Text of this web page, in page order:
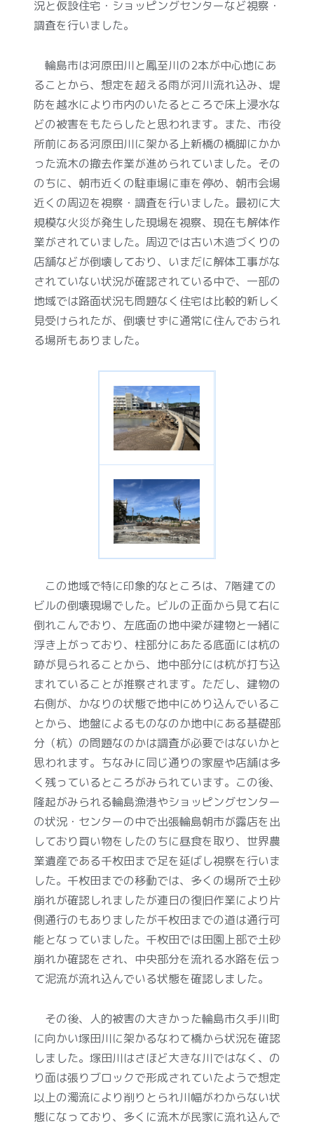
況と仮設住宅・ショッピングセンターなど視察・
調査を行いました。
輪島市は河原田川と鳳至川の2本が中心地にあ
ることから、想定を超える雨が河川流れ込み、堤
防を越水により市内のいたるところで床上浸水な
どの被害をもたらしたと思われます。また、市役
所前にある河原田川に架かる上新橋の橋脚にかか
った流木の撤去作業が進められていました。その
のちに、朝市近くの駐車場に車を停め、朝市会場
近くの周辺を視察・調査を行いました。最初に大
規模な火災が発生した現場を視察、現在も解体作
業がされていました。周辺では古い木造づくりの
店舗などが倒壊しており、いまだに解体工事がな
されていない状況が確認されている中で、一部の
地域では路面状況も問題なく住宅は比較的新しく
見受けられたが、倒壊せずに通常に住んでおられ
る場所もありました。
この地域で特に印象的なところは、 7階建ての
ビルの倒壊現場でした。ビルの正面から見て右に
倒れこんでおり、左底面の地中梁が建物と一緒に
浮き上がっており、柱部分にあたる底面には杭の
跡が見られることから、地中部分には杭が打ち込
まれていることが推察されます。ただし、建物の
右側が、かなりの状態で地中にめり込んでいるこ
とから、地盤によるものなのか地中にある基礎部
分（杭）の問題なのかは調査が必要ではないかと
思われます。ちなみに同じ通りの家屋や店舗は多
く残っているところがみられています。この後、
隆起がみられる輪島漁港やショッピングセンター
の状況・センターの中で出張輪島朝市が露店を出
しており買い物をしたのちに昼食を取り、世界農
業遺産である千枚田まで足を延ばし視察を行いま
した。千枚田までの移動では、多くの場所で土砂
崩れが確認しれましたが連日の復旧作業により片
側通行のもありましたが千枚田までの道は通行可
能となっていました。千枚田では田園上部で土砂
崩れか確認をされ、中央部分を流れる水路を伝っ
て泥流が流れ込んでいる状態を確認しました。
その後、人的被害の大きかった輪島市久手川町
に向かい塚田川に架かるなわて橋から状況を確認
しました。塚田川はさほど大きな川ではなく、の
り面は張りブロックで形成されていたようで想定
以上の濁流により削りとられ川幅がわからない状
態になっており、多くに流木が民家に流れ込んで